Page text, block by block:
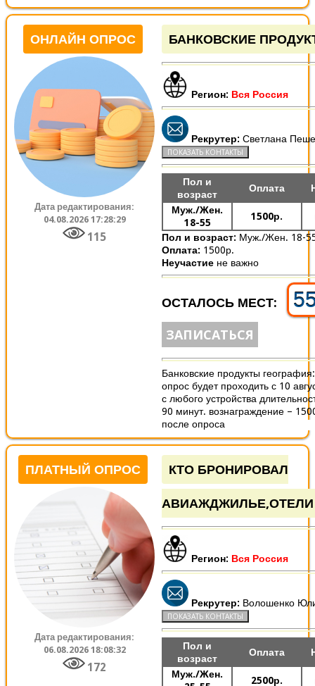
ОНЛАЙН ОПРОС
Дата редактирования:
04.08.2026 17:28:29
115
БАНКОВСКИЕ
Регион: Вся Россия
Рекрутер: Светлана
Пол и
возраст
Оплата
Муж./Жен.
18-55
1500р.
Пол и возраст: Муж./Жен. 18-
Оплата: 1500р.
Неучастие не важно
ОСТАЛОСЬ МЕСТ:
ЗАПИСАТЬСЯ
Банковские продукты
опрос будет проходить с 10
с любого устройства
90 минут. вознаграждение –
после опроса
ПЛАТНЫЙ ОПРОС
Дата редактирования:
06.08.2026 18:08:32
172
КТО БРОНИРОВАЛ
АВИАЖДЖИЛЬЕ,ОТЕЛИ
Регион: Вся Россия
Рекрутер: Волошенко
Пол и
возраст
Оплата
Муж./Жен.
2500р.